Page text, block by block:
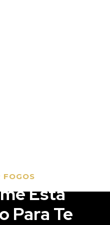
FOGOS
Está
Para Te